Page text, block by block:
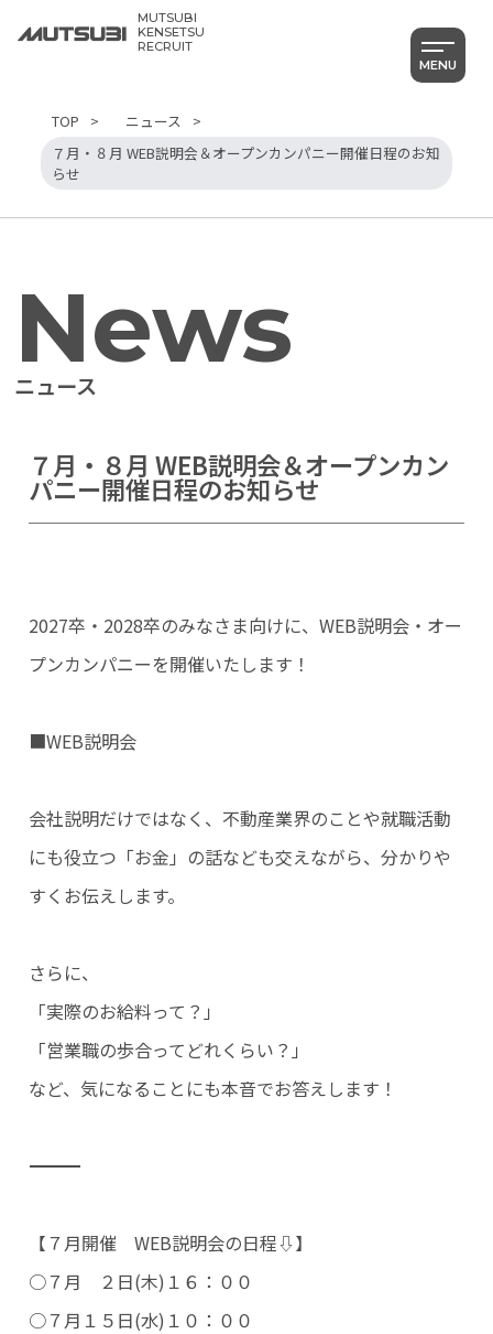
MUTSUBI
KENSETSU
RECRUIT
MENU
社員を知る
働く環境を知る
キャリア開発
新卒採用（Re就活キャンパス2028）
エントリー
TOP
ニュース
７月・８月 WEB説明会＆オープンカンパニー開催日程のお知
らせ
News
ニュース
７月・８月 WEB説明会＆オープンカン
パニー開催日程のお知らせ
2027卒・2028卒のみなさま向けに、WEB説明会・オー
プンカンパニーを開催いたします！
■WEB説明会
会社説明だけではなく、不動産業界のことや就職活動
にも役立つ「お金」の話なども交えながら、分かりや
すくお伝えします。
さらに、
「実際のお給料って？」
「営業職の歩合ってどれくらい？」
など、気になることにも本音でお答えします！
――――――――――――――――――――――――――――――――――――――――――――――
【７月開催 WEB説明会の日程⇩】
○７月 ２日(木)１６：００
○７月１５日(水)１０：００